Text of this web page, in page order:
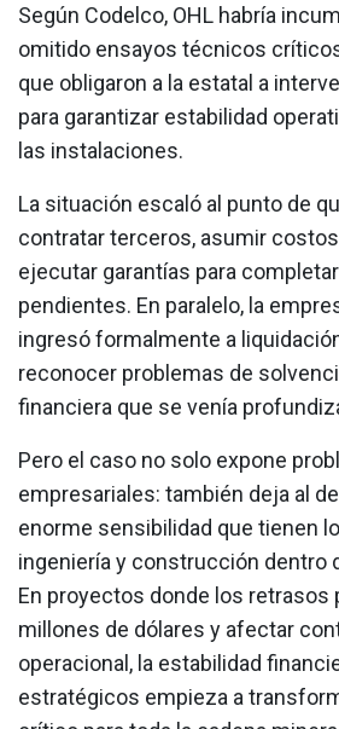
Según Codelco, OHL habría
omitido ensayos técnicos
que obligaron a la estatal a
para garantizar estabilidad
las instalaciones.
La situación escaló al punto de
contratar terceros, asumir
ejecutar garantías para
pendientes. En paralelo, la
ingresó formalmente a
reconocer problemas de
financiera que se venía
Pero el caso no solo expone
empresariales: también deja al
enorme sensibilidad que tienen
ingeniería y construcción dentro
En proyectos donde los retrasos
millones de dólares y afectar
operacional, la estabilidad
estratégicos empieza a